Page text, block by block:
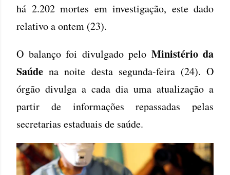
há 2.202 mortes em investigação, este dado
relativo a ontem (23).
O balanço foi divulgado pelo Ministério da
Saúde na noite desta segunda-feira (24). O
órgão divulga a cada dia uma atualização a
partir de informações repassadas pelas
secretarias estaduais de saúde.